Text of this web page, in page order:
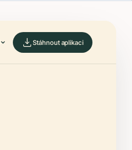
Stáhnout aplikaci